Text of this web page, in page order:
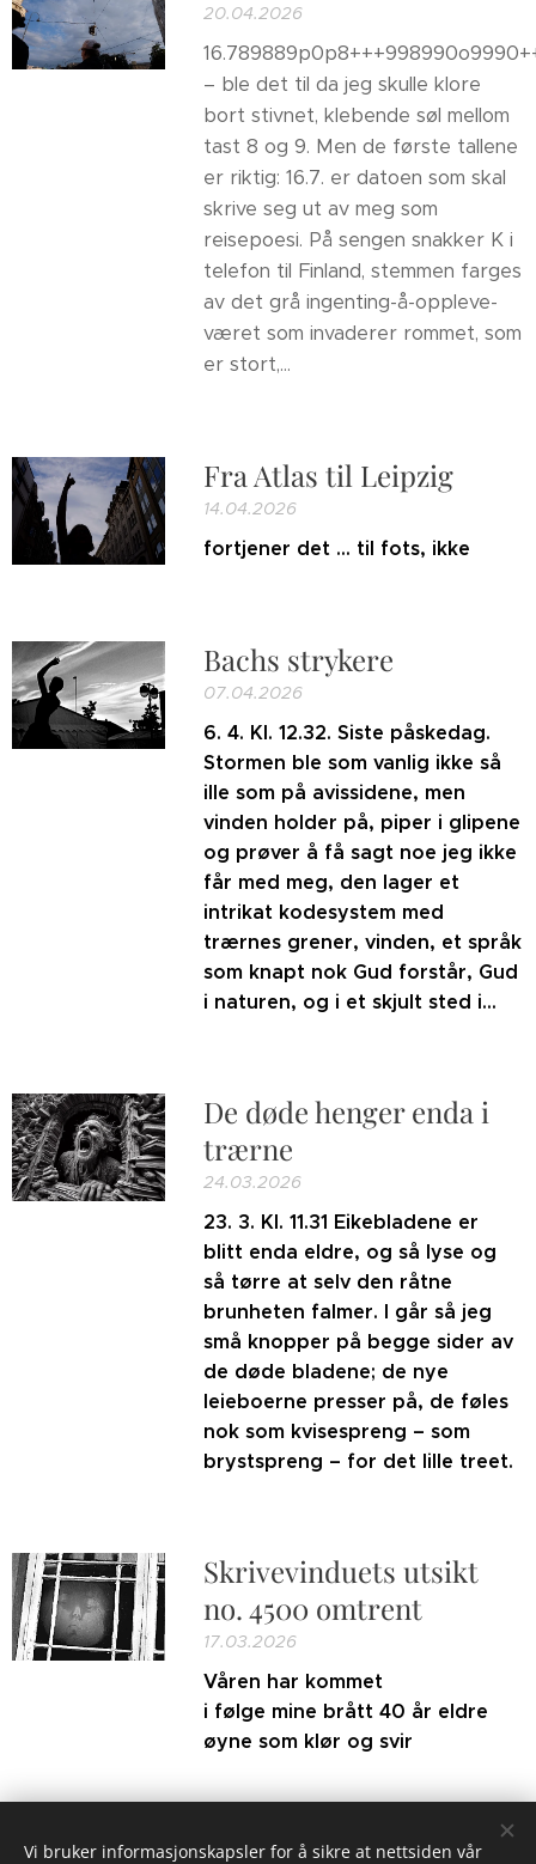
20.04.2026
– ble det til da jeg skulle klore
bort stivnet, klebende søl mellom
tast 8 og 9. Men de første tallene
er riktig: 16.7. er datoen som skal
skrive seg ut av meg som
reisepoesi. På sengen snakker K i
telefon til Finland, stemmen farges
av det grå ingenting-å-oppleve-
været som invaderer rommet, som
er stort,...
Fra Atlas til Leipzig
14.04.2026
fortjener det ... til fots, ikke
Bachs strykere
07.04.2026
6. 4. Kl. 12.32. Siste påskedag.
Stormen ble som vanlig ikke så
ille som på avissidene, men
vinden holder på, piper i glipene
og prøver å få sagt noe jeg ikke
får med meg, den lager et
intrikat kodesystem med
trærnes grener, vinden, et språk
som knapt nok Gud forstår, Gud
i naturen, og i et skjult sted i...
De døde henger enda i
trærne
24.03.2026
23. 3. Kl. 11.31 Eikebladene er
blitt enda eldre, og så lyse og
så tørre at selv den råtne
brunheten falmer. I går så jeg
små knopper på begge sider av
de døde bladene; de nye
leieboerne presser på, de føles
nok som kvisespreng – som
brystspreng – for det lille treet.
Skrivevinduets utsikt
no. 4500 omtrent
17.03.2026
Våren har kommet
i følge mine brått 40 år eldre
øyne som klør og svir
Vi bruker informasjonskapsler for å sikre at nettsiden vår